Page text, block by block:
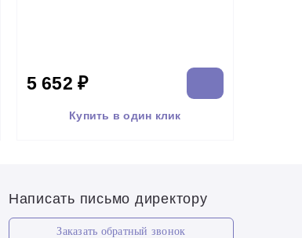
5 652 ₽
Купить в один клик
Написать письмо директору
Заказать обратный звонок